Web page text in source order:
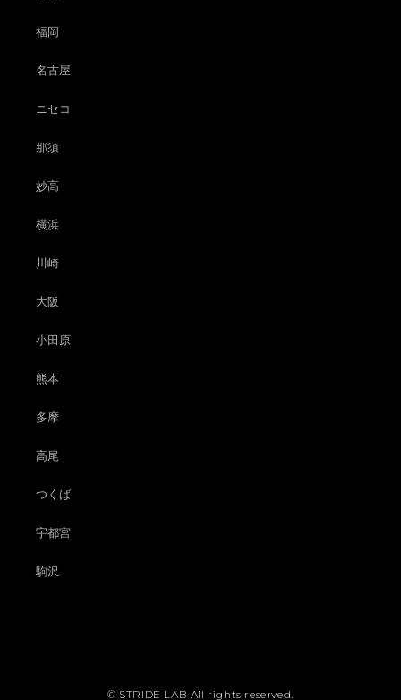
福岡
名古屋
ニセコ
那須
妙高
横浜
川崎
大阪
小田原
熊本
多摩
高尾
つくば
宇都宮
駒沢
© STRIDE LAB All rights reserved.